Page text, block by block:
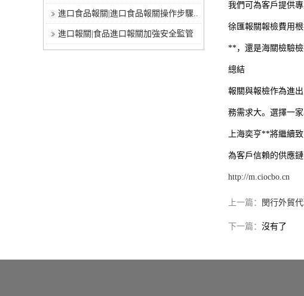
我們可為客戶提供
徐匯報關報檢費用
**，還是海關檢驗
總結
報關與報檢作為進
務需求大。選擇一
上海奕亨**將繼續
為客戶信賴的供應
http://m.ciocbo.cn
上一篇： 閔行外貿
下一篇： 沒有了
進口食品報關|進口食品報關操作步驟..
進口報關|食品進口報關加強安全監管